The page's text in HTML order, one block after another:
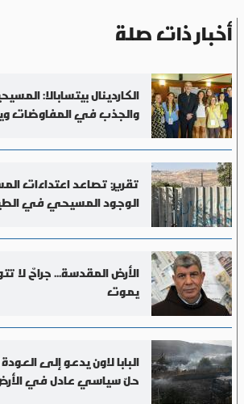
أخبار ذات صلة
الكاردينال بيتسابالا:
والجذب في المفاوضات
تقرير: تصاعد اعتداءات
الوجود المسيحي في
الأرض المقدسة... جراحٌ لا
يموت
البابا لاون يدعو إلى
حلّ سياسي عادل في